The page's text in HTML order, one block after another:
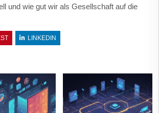
und wie gut wir als Gesellschaft auf die
LINKEDIN